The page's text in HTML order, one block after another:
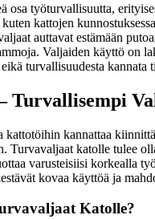
osa työturvallisuutta,
kattojen
auttavat estämään
Valjaiden käyttö on
turvallisuudesta kannata
Turvallisempi
kattotöihin kannattaa
Turvavaljaat katolle tulee
varusteisiisi korkealla
kovaa käyttöä ja
Katolle?